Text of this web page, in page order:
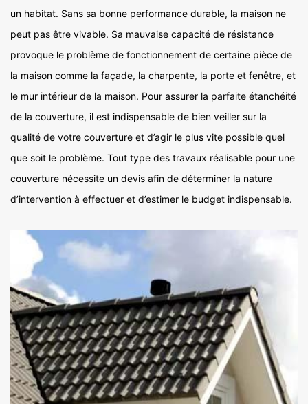
un habitat. Sans sa bonne performance durable, la maison ne
peut pas être vivable. Sa mauvaise capacité de résistance
provoque le problème de fonctionnement de certaine pièce de
la maison comme la façade, la charpente, la porte et fenêtre, et
le mur intérieur de la maison. Pour assurer la parfaite étanchéité
de la couverture, il est indispensable de bien veiller sur la
qualité de votre couverture et d’agir le plus vite possible quel
que soit le problème. Tout type des travaux réalisable pour une
couverture nécessite un devis afin de déterminer la nature
d’intervention à effectuer et d’estimer le budget indispensable.